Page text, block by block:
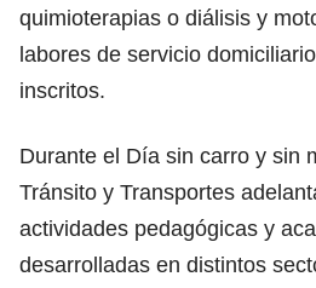
quimioterapias o diálisis y
labores de servicio
inscritos.
Durante el Día sin carro y sin
Tránsito y Transportes
actividades pedagógicas y
desarrolladas en distintos